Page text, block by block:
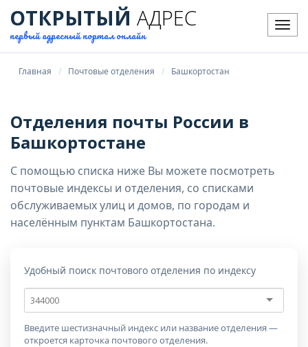
ОТКРЫТЫЙ АДРЕС
первый адресный портал онлайн
Главная Почтовые отделения Башкортостан
Отделения почты России в
Башкортостане
С помощью списка ниже Вы можете посмотреть
почтовые индексы и отделения, со списками
обслуживаемых улиц и домов, по городам и
населённым пунктам Башкортостана.
Удобный поиск почтового отделения по индексу
Почтовый
индекс
Введите шестизначный индекс или название отделения —
откроется карточка почтового отделения.